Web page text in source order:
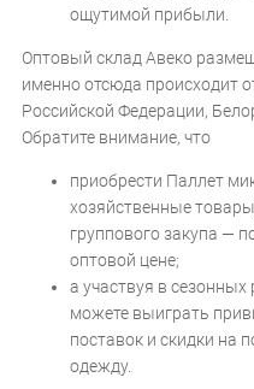
ощутимой прибыли.
Оптовый склад Авеко
именно отсюда происходит
Российской Федерации,
Обратите внимание, что
приобрести Паллет
хозяйственные
группового закупа —
оптовой цене;
а участвуя в
можете выиграть
поставок и скидки на
одежду.